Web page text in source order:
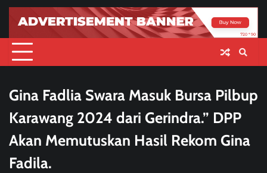
Gina Fadlia Swara Masuk Bursa Pilbup
Karawang 2024 dari Gerindra.” DPP
Akan Memutuskan Hasil Rekom Gina
Fadila.